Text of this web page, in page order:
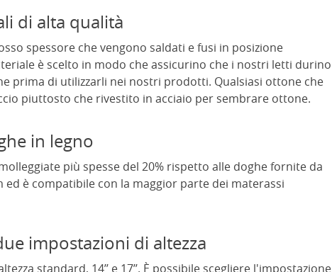
di alta qualità
spessore che vengono saldati e fusi in posizione
è scelto in modo che assicurino che i nostri letti durino
prima di utilizzarli nei nostri prodotti. Qualsiasi ottone che
piuttosto che rivestito in acciaio per sembrare ottone.
in legno
più spesse del 20% rispetto alle doghe fornite da
è compatibile con la maggior parte dei materassi
impostazioni di altezza
standard, 14’’ e 17’’. È possibile scegliere l'impostazione